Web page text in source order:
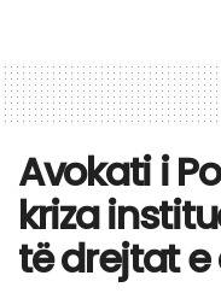
Avokati i
kriza
të drejtat